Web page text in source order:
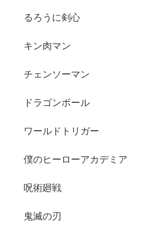
るろうに剣心
キン肉マン
チェンソーマン
ドラゴンボール
ワールドトリガー
僕のヒーローアカデミア
呪術廻戦
鬼滅の刃